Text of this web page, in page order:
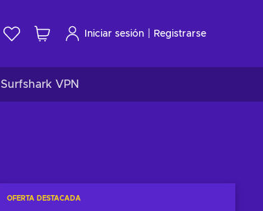
Iniciar sesión Registrarse
Surfshark VPN
OFERTA DESTACADA